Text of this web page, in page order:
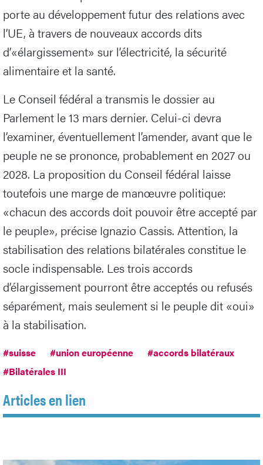
porte au développement futur des relations avec
l’UE, à travers de nouveaux accords dits
d’«élargissement» sur l’électricité, la sécurité
alimentaire et la santé.
Le Conseil fédéral a transmis le dossier au
Parlement le 13 mars dernier. Celui-ci devra
l’examiner, éventuellement l’amender, avant que le
peuple ne se prononce, probablement en 2027 ou
2028. La proposition du Conseil fédéral laisse
toutefois une marge de manœuvre politique:
«chacun des accords doit pouvoir être accepté par
le peuple», précise Ignazio Cassis. Attention, la
stabilisation des relations bilatérales constitue le
socle indispensable. Les trois accords
d’élargissement pourront être acceptés ou refusés
séparément, mais seulement si le peuple dit «oui»
à la stabilisation.
#suisse #union européenne
#accords bilatéraux
#Bilatérales III
Articles en lien